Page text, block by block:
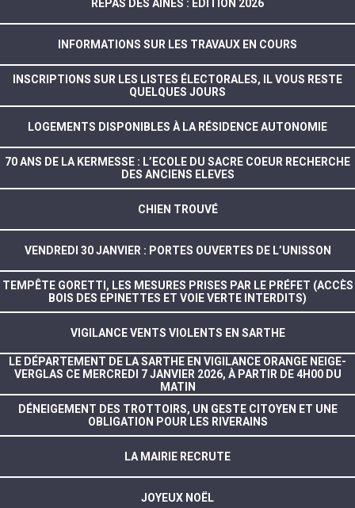
REPAS DES AINÉS : ÉDITION 2026
INFORMATIONS SUR LES TRAVAUX EN COURS
INSCRIPTIONS SUR LES LISTES ÉLECTORALES, IL VOUS RESTE
QUELQUES JOURS
LOGEMENTS DISPONIBLES À LA RÉSIDENCE AUTONOMIE
70 ANS DE LA KERMESSE : L’ECOLE DU SACRE COEUR RECHERCHE
DES ANCIENS ELEVES
CHIEN TROUVÉ
VENDREDI 30 JANVIER : PORTES OUVERTES DE L’UNISSON
TEMPÊTE GORETTI, LES MESURES PRISES PAR LE PRÉFET (ACCÈS
BOIS DES EPINETTES ET VOIE VERTE INTERDITS)
VIGILANCE VENTS VIOLENTS EN SARTHE
LE DÉPARTEMENT DE LA SARTHE EN VIGILANCE ORANGE NEIGE-
VERGLAS CE MERCREDI 7 JANVIER 2026, À PARTIR DE 4H00 DU
MATIN
DÉNEIGEMENT DES TROTTOIRS, UN GESTE CITOYEN ET UNE
OBLIGATION POUR LES RIVERAINS
LA MAIRIE RECRUTE
JOYEUX NOËL